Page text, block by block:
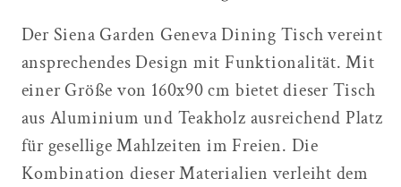
Der Siena Garden Geneva Dining Tisch vereint
ansprechendes Design mit Funktionalität. Mit
einer Größe von 160x90 cm bietet dieser Tisch
aus Aluminium und Teakholz ausreichend Platz
für gesellige Mahlzeiten im Freien. Die
Kombination dieser Materialien verleiht dem